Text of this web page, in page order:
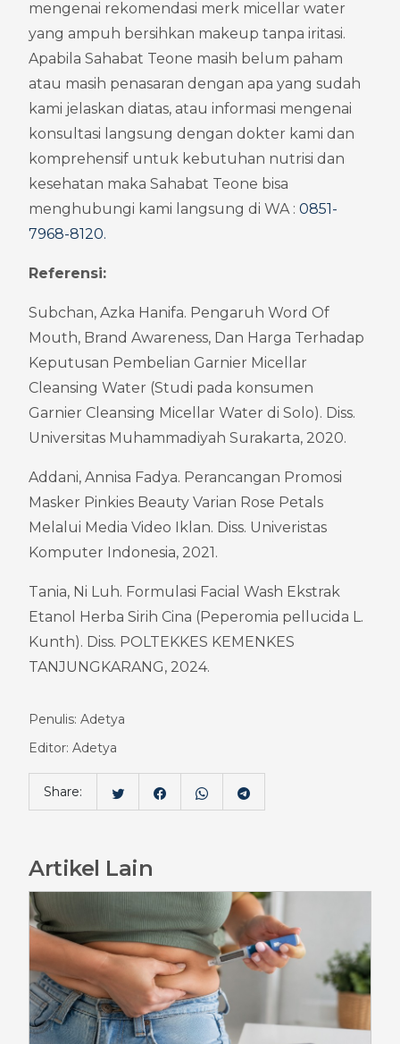
mengenai rekomendasi merk micellar water
yang ampuh bersihkan makeup tanpa iritasi.
Apabila Sahabat Teone masih belum paham
atau masih penasaran dengan apa yang sudah
kami jelaskan diatas, atau informasi mengenai
konsultasi langsung dengan dokter kami dan
komprehensif untuk kebutuhan nutrisi dan
kesehatan maka Sahabat Teone bisa
menghubungi kami langsung di WA : 0851-
7968-8120.
Referensi:
Subchan, Azka Hanifa. Pengaruh Word Of
Mouth, Brand Awareness, Dan Harga Terhadap
Keputusan Pembelian Garnier Micellar
Cleansing Water (Studi pada konsumen
Garnier Cleansing Micellar Water di Solo). Diss.
Universitas Muhammadiyah Surakarta, 2020.
Addani, Annisa Fadya. Perancangan Promosi
Masker Pinkies Beauty Varian Rose Petals
Melalui Media Video Iklan. Diss. Univeristas
Komputer Indonesia, 2021.
Tania, Ni Luh. Formulasi Facial Wash Ekstrak
Etanol Herba Sirih Cina (Peperomia pellucida L.
Kunth). Diss. POLTEKKES KEMENKES
TANJUNGKARANG, 2024.
Penulis: Adetya
Editor: Adetya
Share:
Artikel Lain